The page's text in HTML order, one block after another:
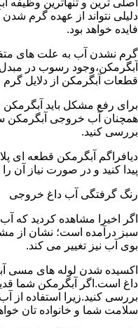
اصلی ترین و تنهاترین
دلیلی نتواند از عهده گرم
فایده خواهد بود.
گرم نشدن آب به علت های
آبگرمکن،وجود رسوب در
قطعات آبگرمکن از دلایل
برای رفع مشکل باید
همچنان آب خروجی آبگرمکن
بررسی کنید.
دیافراگم آبگرمکن قطعه ای
پیدا کنید و در صورت نیاز آن
رنگ گرفتگی آب داغ خروجی
اگر اخیرا مشاهده کردید که
سبز درآمده است؛ نشان از
بوی آب نیز تغییر می کند.
اکسیده شدن لوله های مسی
داغ است.اگر آبگرمکن شما
بررسی کنید.زیرا استفاده از
سلامت شما و خانواده تان